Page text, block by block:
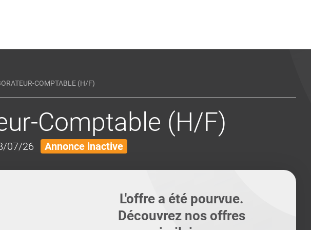
COMPTABLE (H/F)
Comptable (H/F)
07/26 Annonce inactive
L'offre a été pourvue.
Découvrez nos offres